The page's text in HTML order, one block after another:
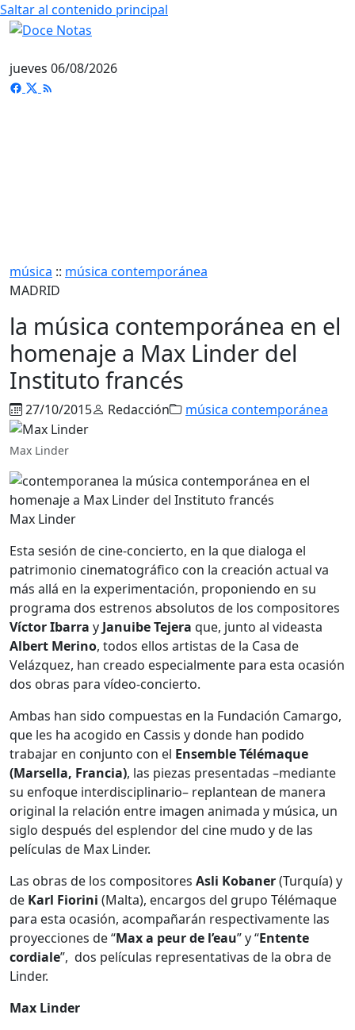
Saltar al contenido principal
jueves 06/08/2026
música :: música contemporánea
MADRID
la música contemporánea en el
homenaje a Max Linder del
Instituto francés
27/10/2015 Redacción música contemporánea
Max Linder
Max Linder
Esta sesión de cine-concierto, en la que dialoga el
patrimonio cinematográfico con la creación actual va
más allá en la experimentación, proponiendo en su
programa dos estrenos absolutos de los compositores
Víctor Ibarra yJanuibe Tejera que, junto al videasta
Albert Merino, todos ellos artistas de la Casa de
Velázquez, han creado especialmente para esta ocasión
dos obras para vídeo-concierto.
Ambas han sido compuestas en la Fundación Camargo,
que les ha acogido en Cassis y donde han podido
trabajar en conjunto con el Ensemble Télémaque
(Marsella, Francia), las piezas presentadas –mediante
su enfoque interdisciplinario– replantean de manera
original la relación entre imagen animada y música, un
siglo después del esplendor del cine mudo y de las
películas de Max Linder.
Las obras de los compositores Asli Kobaner(Turquía) y
de Karl Fiorini (Malta), encargos del grupo Télémaque
para esta ocasión, acompañarán respectivamente las
proyecciones de “Max a peur de l’eau” y “Entente
cordiale”, dos películas representativas de la obra de
Linder.
Max Linder